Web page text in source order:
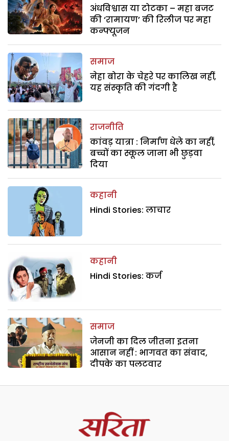
अंधविश्वास या टोटका – महा बजट
की ‘रामायण’ की रिलीज पर महा
कन्फ्यूजन
समाज
नेहा बोरा के चेहरे पर कालिख नहीं,
यह संस्कृति की गंदगी है
राजनीति
कांवड़ यात्रा : निर्माण धेले का नहीं,
बच्चों का स्कूल जाना भी छुड़वा
दिया
कहानी
Hindi Stories: लाचार
कहानी
Hindi Stories: कर्ज
समाज
जेनजी का दिल जीतना इतना
आसान नहीं : भागवत का संवाद,
दीपके का पलटवार